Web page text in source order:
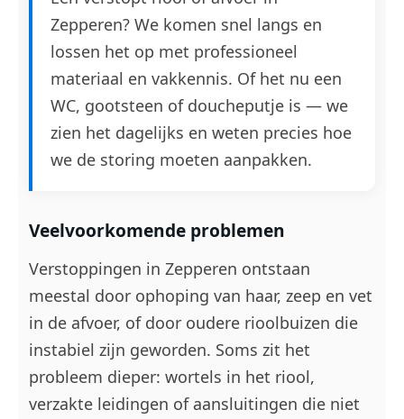
Zepperen? We komen snel langs en
lossen het op met professioneel
materiaal en vakkennis. Of het nu een
WC, gootsteen of doucheputje is — we
zien het dagelijks en weten precies hoe
we de storing moeten aanpakken.
Veelvoorkomende problemen
Verstoppingen in Zepperen ontstaan
meestal door ophoping van haar, zeep en vet
in de afvoer, of door oudere rioolbuizen die
instabiel zijn geworden. Soms zit het
probleem dieper: wortels in het riool,
verzakte leidingen of aansluitingen die niet